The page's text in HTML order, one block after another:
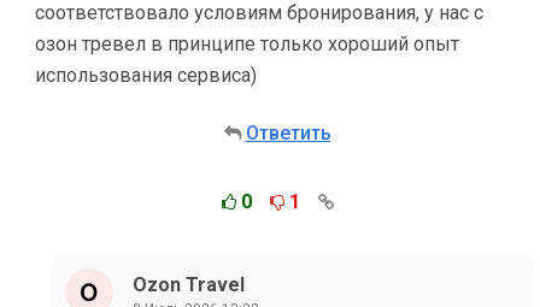
соответствовало условиям бронирования, у нас с
озон тревел в принципе только хороший опыт
использования сервиса)
Ответить
0 1
Ozon Travel